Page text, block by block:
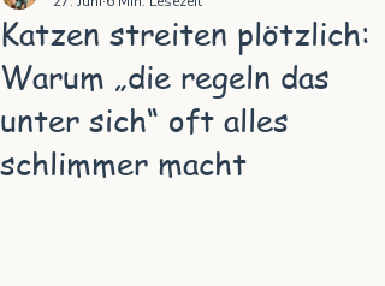
Katzen streiten plötzlich:
Warum „die regeln das
unter sich“ oft alles
schlimmer macht